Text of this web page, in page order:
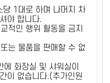
1대로 하며 나머지 차
야 합니다.
적인 행위 활동을 금지
는 물품을 판매할 수 없
화장실 및 샤워실이
이 없습니다.(추가인원